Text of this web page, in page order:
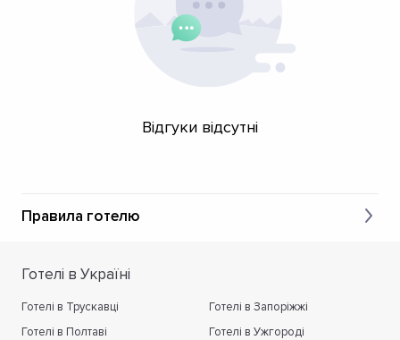
Відгуки відсутні
Правила готелю
Готелі в Україні
Готелі в Трускавці
Готелі в Запоріжжі
Готелі в Полтаві
Готелі в Ужгороді